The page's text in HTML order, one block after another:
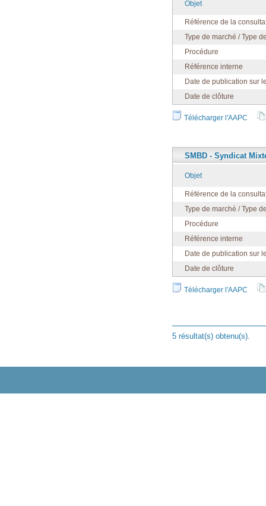
Objet
Référence de la
Type de marché / Type
Procédure
Référence interne
Date de publication sur
Date de clôture
Télécharger l'AAPC
SMBD - Syndicat
Objet
Référence de la
Type de marché / Type
Procédure
Référence interne
Date de publication sur
Date de clôture
Télécharger l'AAPC
5 résultat(s) obtenu(s).